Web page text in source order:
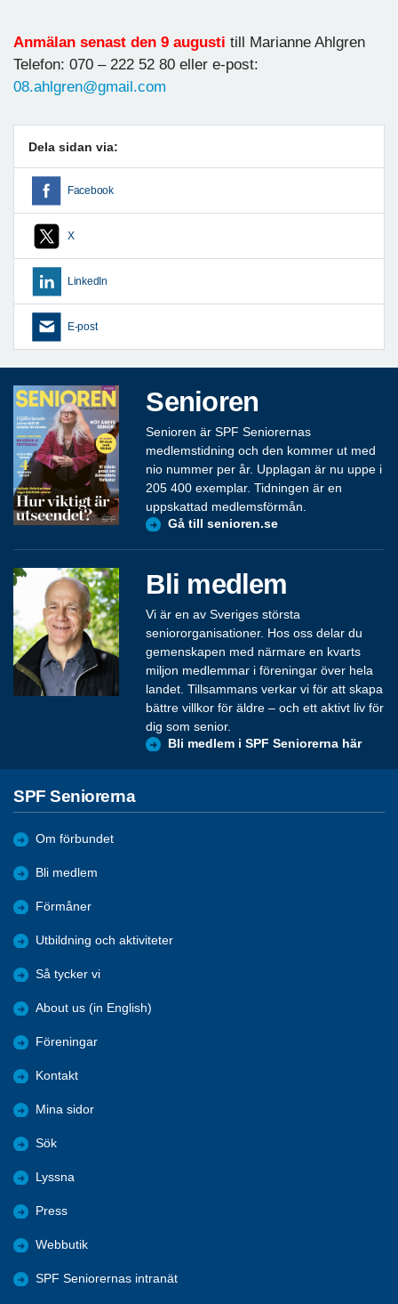
Anmälan senast den 9 augusti till Marianne Ahlgren
Telefon: 070 – 222 52 80 eller e-post:
08.ahlgren@gmail.com
Dela sidan via:
Facebook
X
LinkedIn
E-post
Senioren
Senioren är SPF Seniorernas
medlemstidning och den kommer ut med
nio nummer per år. Upplagan är nu uppe i
205 400 exemplar. Tidningen är en
uppskattad medlemsförmån.
Gå till senioren.se
Bli medlem
Vi är en av Sveriges största
seniororganisationer. Hos oss delar du
gemenskapen med närmare en kvarts
miljon medlemmar i föreningar över hela
landet. Tillsammans verkar vi för att skapa
bättre villkor för äldre – och ett aktivt liv för
dig som senior.
Bli medlem i SPF Seniorerna här
SPF Seniorerna
Om förbundet
Bli medlem
Förmåner
Utbildning och aktiviteter
Så tycker vi
About us (in English)
Föreningar
Kontakt
Mina sidor
Sök
Lyssna
Press
Webbutik
SPF Seniorernas intranät